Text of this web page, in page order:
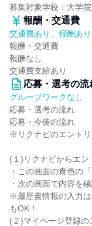
募集対象学校：大学
報酬・交通費
交通費あり、報酬あり
報酬・交通費
報酬なし
交通費支給あり
応募・選考の流
グループワークなし
応募・選考の流れ
応募・今後の流れ
※リクナビのエント
(１)リクナビからエン
・この画面の青色の
・次の画面で内容を
※履歴書情報の入力
もOK！
(２)マイページ登録の